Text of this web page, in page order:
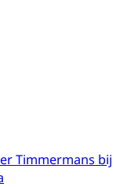
Timmermans bij